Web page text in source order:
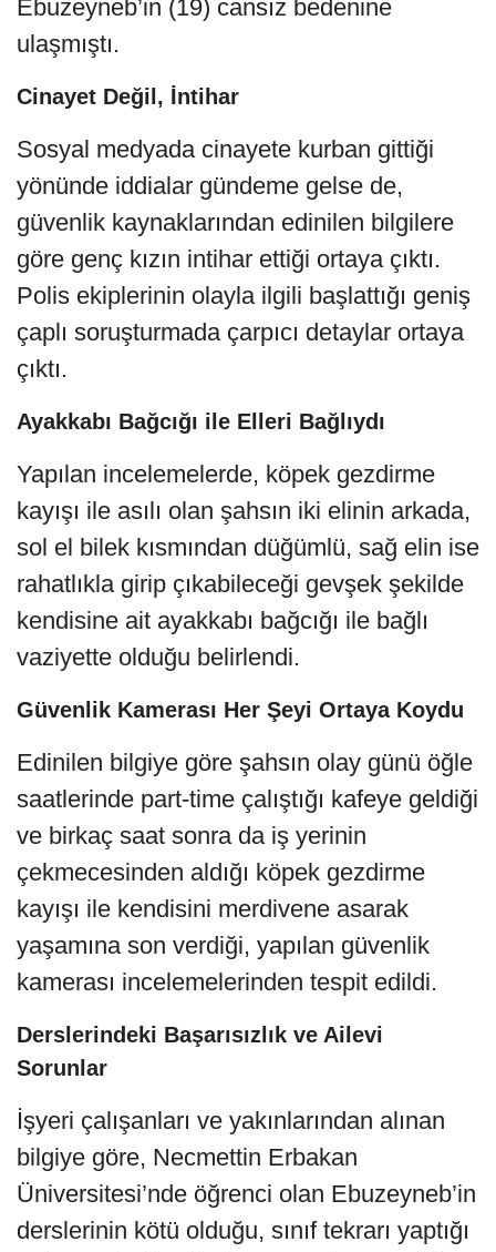
Ebuzeyneb’in (19) cansız bedenine
ulaşmıştı.
Cinayet Değil, İntihar
Sosyal medyada cinayete kurban gittiği
yönünde iddialar gündeme gelse de,
güvenlik kaynaklarından edinilen bilgilere
göre genç kızın intihar ettiği ortaya çıktı.
Polis ekiplerinin olayla ilgili başlattığı geniş
çaplı soruşturmada çarpıcı detaylar ortaya
çıktı.
Ayakkabı Bağcığı ile Elleri Bağlıydı
Yapılan incelemelerde, köpek gezdirme
kayışı ile asılı olan şahsın iki elinin arkada,
sol el bilek kısmından düğümlü, sağ elin ise
rahatlıkla girip çıkabileceği gevşek şekilde
kendisine ait ayakkabı bağcığı ile bağlı
vaziyette olduğu belirlendi.
Güvenlik Kamerası Her Şeyi Ortaya Koydu
Edinilen bilgiye göre şahsın olay günü öğle
saatlerinde part-time çalıştığı kafeye geldiği
ve birkaç saat sonra da iş yerinin
çekmecesinden aldığı köpek gezdirme
kayışı ile kendisini merdivene asarak
yaşamına son verdiği, yapılan güvenlik
kamerası incelemelerinden tespit edildi.
Derslerindeki Başarısızlık ve Ailevi
Sorunlar
İşyeri çalışanları ve yakınlarından alınan
bilgiye göre, Necmettin Erbakan
Üniversitesi’nde öğrenci olan Ebuzeyneb’in
derslerinin kötü olduğu, sınıf tekrarı yaptığı